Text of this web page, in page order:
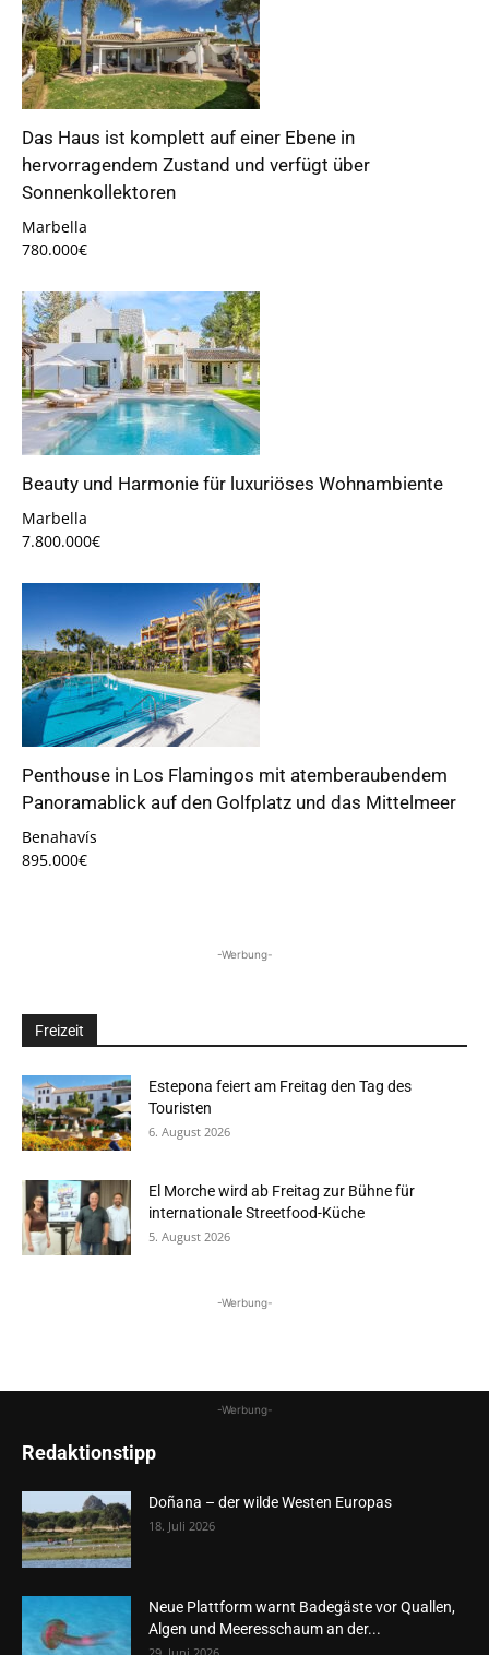
Das Haus ist komplett auf einer Ebene in
hervorragendem Zustand und verfügt über
Sonnenkollektoren
Marbella
780.000€
Beauty und Harmonie für luxuriöses Wohnambiente
Marbella
7.800.000€
Penthouse in Los Flamingos mit atemberaubendem
Panoramablick auf den Golfplatz und das Mittelmeer
Benahavís
895.000€
-Werbung-
Freizeit
Estepona feiert am Freitag den Tag des
Touristen
6. August 2026
El Morche wird ab Freitag zur Bühne für
internationale Streetfood-Küche
5. August 2026
-Werbung-
-Werbung-
Redaktionstipp
Doñana – der wilde Westen Europas
18. Juli 2026
Neue Plattform warnt Badegäste vor Quallen,
Algen und Meeresschaum an der...